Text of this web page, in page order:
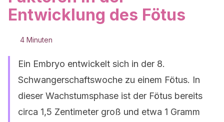
Entwicklung des Fötus
4 Minuten
Ein Embryo entwickelt sich in der 8.
Schwangerschaftswoche zu einem Fötus. In
dieser Wachstumsphase ist der Fötus bereits
circa 1,5 Zentimeter groß und etwa 1 Gramm